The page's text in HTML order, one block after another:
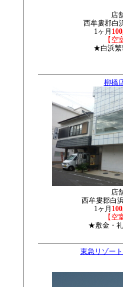
店
西牟婁郡白
1ヶ月
【空
★白浜
柳橋
店
西牟婁郡白
1ヶ月
【空
★敷金・
東急リゾー